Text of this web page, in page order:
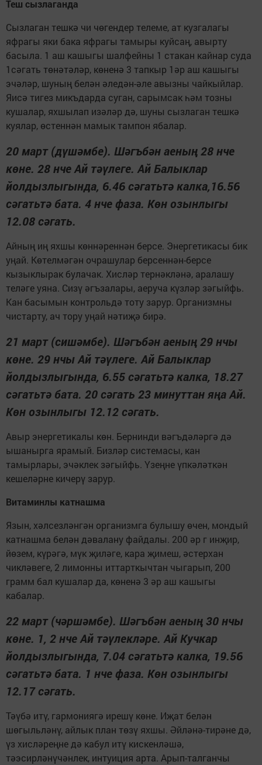
Теш сызлаганда
Сызлаган тешкә чи чөгендер телеме, ат кузгалагы
яфрагы яки бака яфрагы тамыры куйсаң, авырту
басыла. 1 аш кашыгы шалфейны 1 стакан кайнар суда
1сәгать төнәтәләр, көненә 3 тапкыр 1әр аш кашыгы
эчәләр, шуның белән әледән-әле авызны чайкыйлар.
Яисә тигез микъдарда суган, сарымсак һәм тозны
кушалар, яхшылап изәләр дә, шуны сызлаган тешкә
куялар, өстеннән мамык тампон ябалар.
20 март (дүшәмбе). Шәгъбән аеның 28 нче
көне. 28 нче Ай тәүлеге. Ай Балыклар
йолдызлыгында, 6.46 сәгатьтә калка,16.56
сәгатьтә бата. 4 нче фаза. Көн озынлыгы
12.08 сәгать.
Айның иң яхшы көннәреннән берсе. Энергетикасы бик
уңай. Көтелмәгән очрашулар берсеннән-берсе
кызыклырак булачак. Хисләр тернәкләнә, аралашу
теләге уяна. Сизү әгъзалары, аеруча күзләр зәгыйфь.
Кан басымын контрольдә тоту зарур. Организмны
чистарту, ач тору уңай нәтиҗә бирә.
21 март (сишәмбе). Шәгъбән аеның 29 нчы
көне. 29 нчы Ай тәүлеге. Ай Балыклар
йолдызлыгында, 6.55 сәгатьтә калка, 18.27
сәгатьтә бата. 20 сәгать 23 минуттан яңа Ай.
Көн озынлыгы 12.12 сәгать.
Авыр энергетикалы көн. Бернинди вәгъдәләргә дә
ышанырга ярамый. Бизләр системасы, кан
тамырлары, эчәклек зәгыйфь. Үзеңне үпкәләткән
кешеләрне кичерү зарур.
Витаминлы катнашма
Язын, хәлсезләнгән организмга булышу өчен, мондый
катнашма белән дәвалану файдалы. 200 әр г инҗир,
йөзем, күрәгә, мүк җиләге, кара җимеш, әстерхан
чикләвеге, 2 лимонны иттарткычтан чыгарып, 200
грамм бал кушалар да, көненә 3 әр аш кашыгы
кабалар.
22 март (чәршәмбе). Шәгъбән аеның 30 нчы
көне. 1, 2 нче Ай тәүлекләре. Ай Кучкар
йолдызлыгында, 7.04 сәгатьтә калка, 19.56
сәгатьтә бата. 1 нче фаза. Көн озынлыгы
12.17 сәгать.
Тәүбә итү, гармониягә ирешү көне. Иҗат белән
шөгыльләнү, айлык план төзү яхшы. Әйләнә-тирәне дә,
үз хисләреңне дә кабул итү кискенләшә,
тәэсирләнүчәнлек, интуиция арта. Арып-талганчы